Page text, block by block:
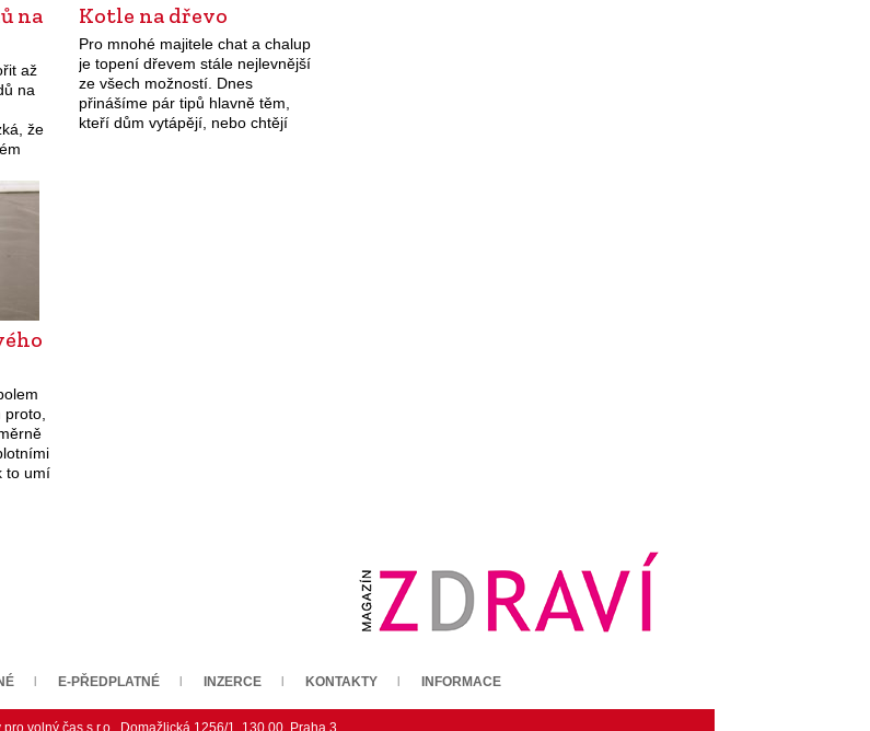
na
až
na
že
a
Kotle na dřevo
Pro mnohé majitele chat a chalup
je topení dřevem stále nejlevnější
ze všech možností. Dnes
přinášíme pár tipů hlavně těm,
kteří dům vytápějí, nebo chtějí
to umí
E-PŘEDPLATNÉ INZERCE KONTAKTY INFORMACE
volný čas s.r.o., Domažlická 1256/1, 130 00, Praha 3